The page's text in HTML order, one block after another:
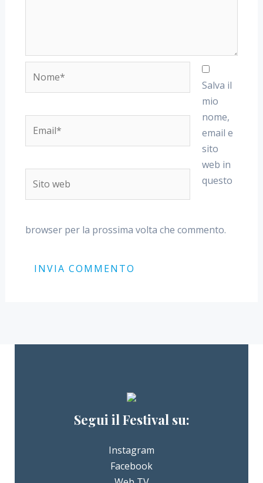
web
Salva il
mio
nome,
email e
sito
web in
questo
browser per la prossima volta che commento.
Segui il Festival su:
Instagram
Facebook